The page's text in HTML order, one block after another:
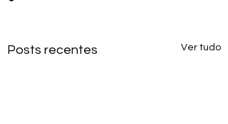
Posts recentes Ver tudo